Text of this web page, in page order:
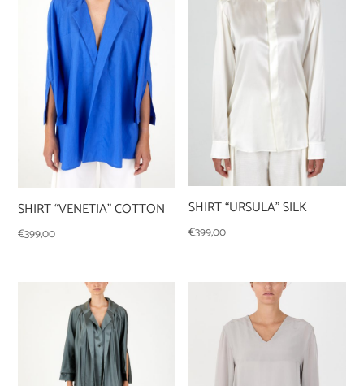
SHIRT “VENETIA” COTTON
€399,00
SHIRT “URSULA” SILK
€399,00